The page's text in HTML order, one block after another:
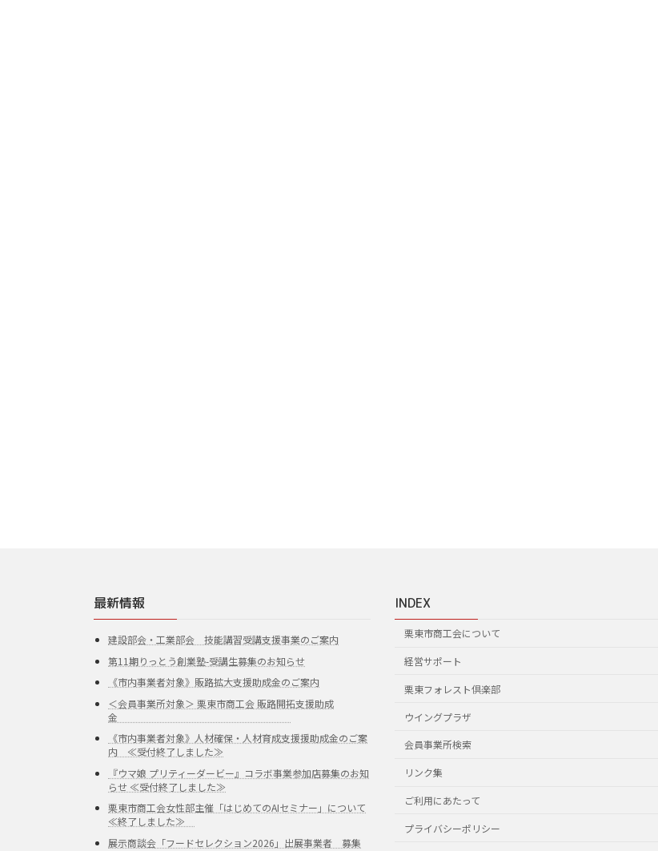
最新情報
建設部会・工業部会 技能講習受講支援事業のご案内
第11期りっとう創業塾-受講生募集のお知らせ
《市内事業者対象》販路拡大支援助成金のご案内
＜会員事業所対象＞ 栗東市商工会 販路開拓支援助成
金
《市内事業者対象》人材確保・人材育成支援援助成金のご案
内 ≪受付終了しました≫
『ウマ娘 プリティーダービー』コラボ事業参加店募集のお知
らせ ≪受付終了しました≫
栗東市商工会女性部主催「はじめてのAIセミナー」について
≪終了しました≫
展示商談会「フードセレクション2026」出展事業者 募集
INDEX
栗東市商工会について
経営サポート
栗東フォレスト倶楽部
ウイングプラザ
会員事業所検索
リンク集
ご利用にあたって
プライバシーポリシー